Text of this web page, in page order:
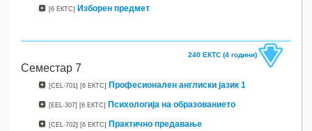
[6 ЕКТС] Изборен предмет
240 ЕКТС (4 години)
Семестар 7
[CEL-701] [6 ЕКТС] Професионален англиски јазик 1
[EEL-307] [6 ЕКТС] Психологија на образованието
[CEL-702] [6 ЕКТС] Практично предавање